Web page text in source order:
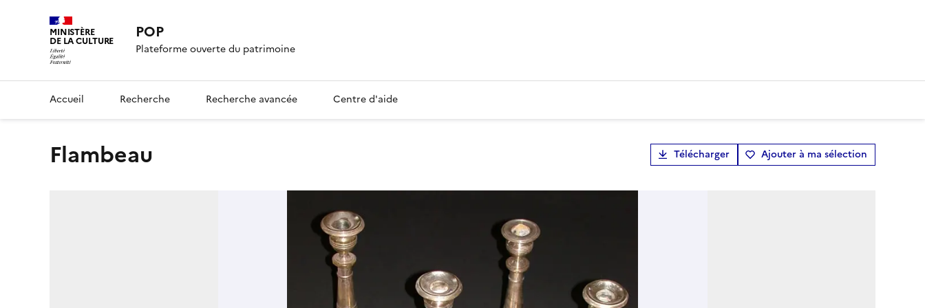
MINISTÈRE
DE LA CULTURE POP
Plateforme ouverte du patrimoine
Accueil Recherche Recherche avancée Centre d'aide
flambeau Télécharger Ajouter à ma sélection